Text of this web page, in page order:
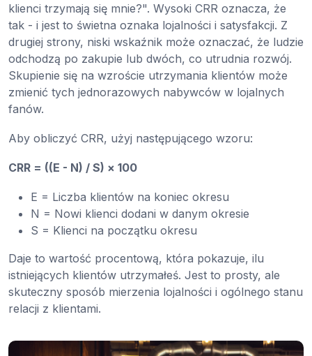
klienci trzymają się mnie?". Wysoki CRR oznacza, że
tak - i jest to świetna oznaka lojalności i satysfakcji. Z
drugiej strony, niski wskaźnik może oznaczać, że ludzie
odchodzą po zakupie lub dwóch, co utrudnia rozwój.
Skupienie się na wzroście utrzymania klientów może
zmienić tych jednorazowych nabywców w lojalnych
fanów.
Aby obliczyć CRR, użyj następującego wzoru:
CRR = ((E - N) / S) × 100
E = Liczba klientów na koniec okresu
N = Nowi klienci dodani w danym okresie
S = Klienci na początku okresu
Daje to wartość procentową, która pokazuje, ilu
istniejących klientów utrzymałeś. Jest to prosty, ale
skuteczny sposób mierzenia lojalności i ogólnego stanu
relacji z klientami.